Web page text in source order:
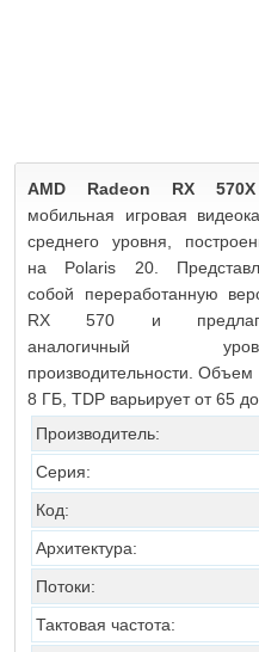
AMD Radeon RX 570X
мобильная игровая
среднего уровня,
на Polaris 20.
собой переработанную
RX 570 и
аналогичный
производительности. Объем
8 ГБ, TDP варьирует от 65
Производитель:
Серия:
Код:
Архитектура:
Потоки:
Тактовая частота: